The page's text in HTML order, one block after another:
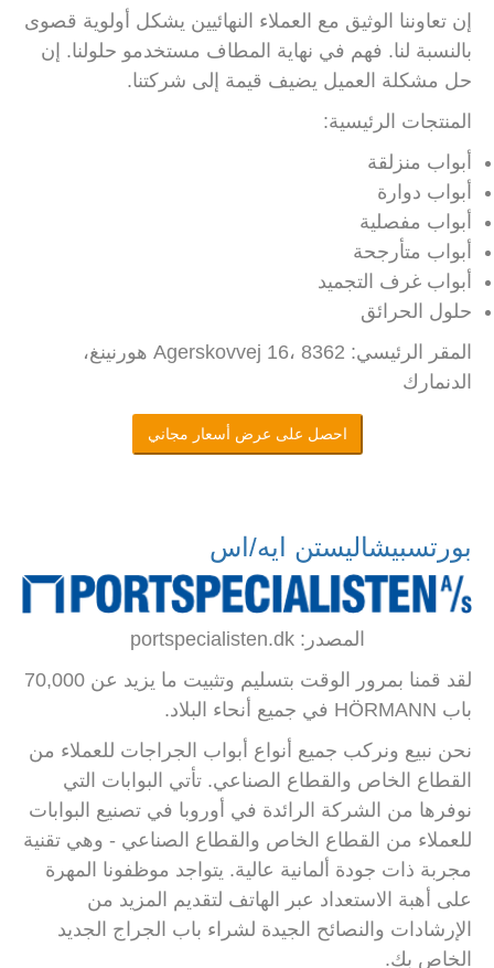
إن تعاوننا الوثيق مع العملاء النهائيين يشكل أولوية قصوى
بالنسبة لنا. فهم في نهاية المطاف مستخدمو حلولنا. إن
حل مشكلة العميل يضيف قيمة إلى شركتنا.
المنتجات الرئيسية:
أبواب منزلقة
أبواب دوارة
أبواب مفصلية
أبواب متأرجحة
أبواب غرف التجميد
حلول الحرائق
المقر الرئيسي: Agerskovvej 16، 8362 هورنينغ،
الدنمارك
احصل على عرض أسعار مجاني
بورتسبيشاليستن ايه/اس
المصدر: portspecialisten.dk
لقد قمنا بمرور الوقت بتسليم وتثبيت ما يزيد عن 70,000
باب HÖRMANN في جميع أنحاء البلاد.
نحن نبيع ونركب جميع أنواع أبواب الجراجات للعملاء من
القطاع الخاص والقطاع الصناعي. تأتي البوابات التي
نوفرها من الشركة الرائدة في أوروبا في تصنيع البوابات
للعملاء من القطاع الخاص والقطاع الصناعي - وهي تقنية
مجربة ذات جودة ألمانية عالية. يتواجد موظفونا المهرة
على أهبة الاستعداد عبر الهاتف لتقديم المزيد من
الإرشادات والنصائح الجيدة لشراء باب الجراج الجديد
الخاص بك.